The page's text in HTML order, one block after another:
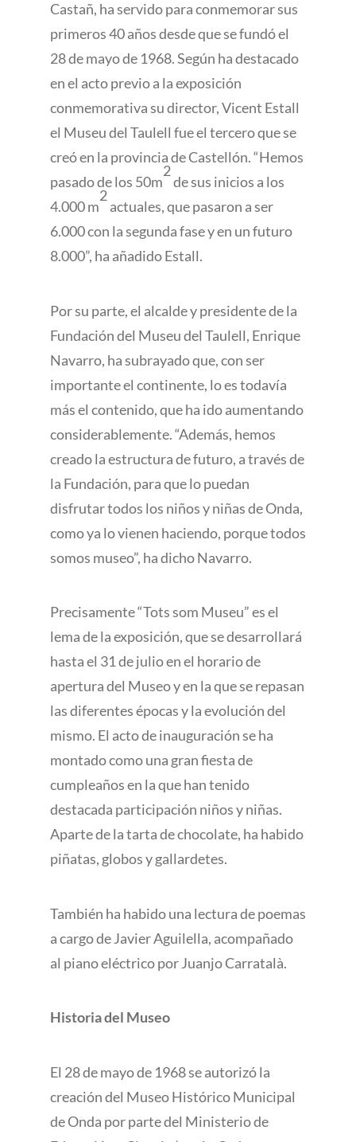
Castañ, ha servido para conmemorar sus
primeros 40 años desde que se fundó el
28 de mayo de 1968. Según ha destacado
en el acto previo a la exposición
conmemorativa su director, Vicent Estall
el Museu del Taulell fue el tercero que se
creó en la provincia de Castellón. “Hemos
pasado de los 50m
2
de sus inicios a los
4.000 m
2
actuales, que pasaron a ser
6.000 con la segunda fase y en un futuro
8.000”, ha añadido Estall.
Por su parte, el alcalde y presidente de la
Fundación del Museu del Taulell, Enrique
Navarro, ha subrayado que, con ser
importante el continente, lo es todavía
más el contenido, que ha ido aumentando
considerablemente. “Además, hemos
creado la estructura de futuro, a través de
la Fundación, para que lo puedan
disfrutar todos los niños y niñas de Onda,
como ya lo vienen haciendo, porque todos
somos museo”, ha dicho Navarro.
Precisamente “Tots som Museu” es el
lema de la exposición, que se desarrollará
hasta el 31 de julio en el horario de
apertura del Museo y en la que se repasan
las diferentes épocas y la evolución del
mismo. El acto de inauguración se ha
montado como una gran fiesta de
cumpleaños en la que han tenido
destacada participación niños y niñas.
Aparte de la tarta de chocolate, ha habido
piñatas, globos y gallardetes.
También ha habido una lectura de poemas
a cargo de Javier Aguilella, acompañado
al piano eléctrico por Juanjo Carratalà.
Historia del Museo
El 28 de mayo de 1968 se autorizó la
creación del Museo Histórico Municipal
de Onda por parte del Ministerio de